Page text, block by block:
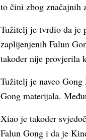
to čini zbog značajnih
Tužitelj je tvrdio da je
zaplijenjenih Falun
također nije provjerila
Tužitelj je naveo
Gong materijala.
Xiao je također
Falun Gong i da je